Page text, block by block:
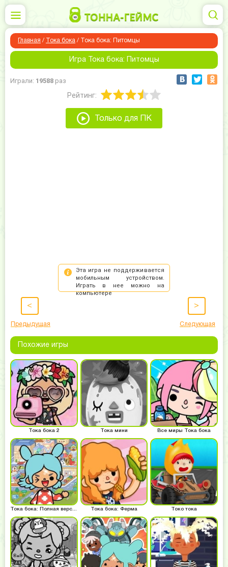
Главная / Тока бока / Тока бока: Питомцы
Игра Тока бока: Питомцы
Играли: 19588 раз
Рейтинг:
Только для ПК
<
Предыдущая
>
Следующая
Похожие игры
Тока бока 2 Тока мини Все миры Тока бока
Тока бока: Полная версия Тока бока: Ферма Токо тока